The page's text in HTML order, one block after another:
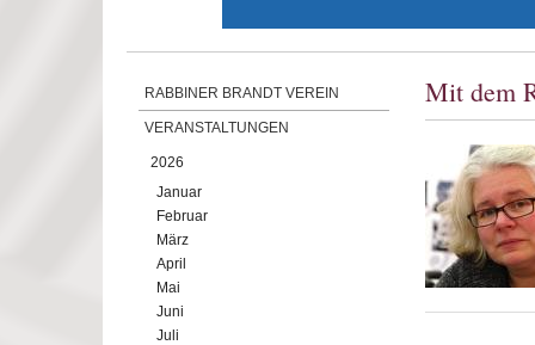
RABBINER BRANDT VEREIN
VERANSTALTUNGEN
2026
Januar
Februar
März
April
Mai
Juni
Juli
Mit dem